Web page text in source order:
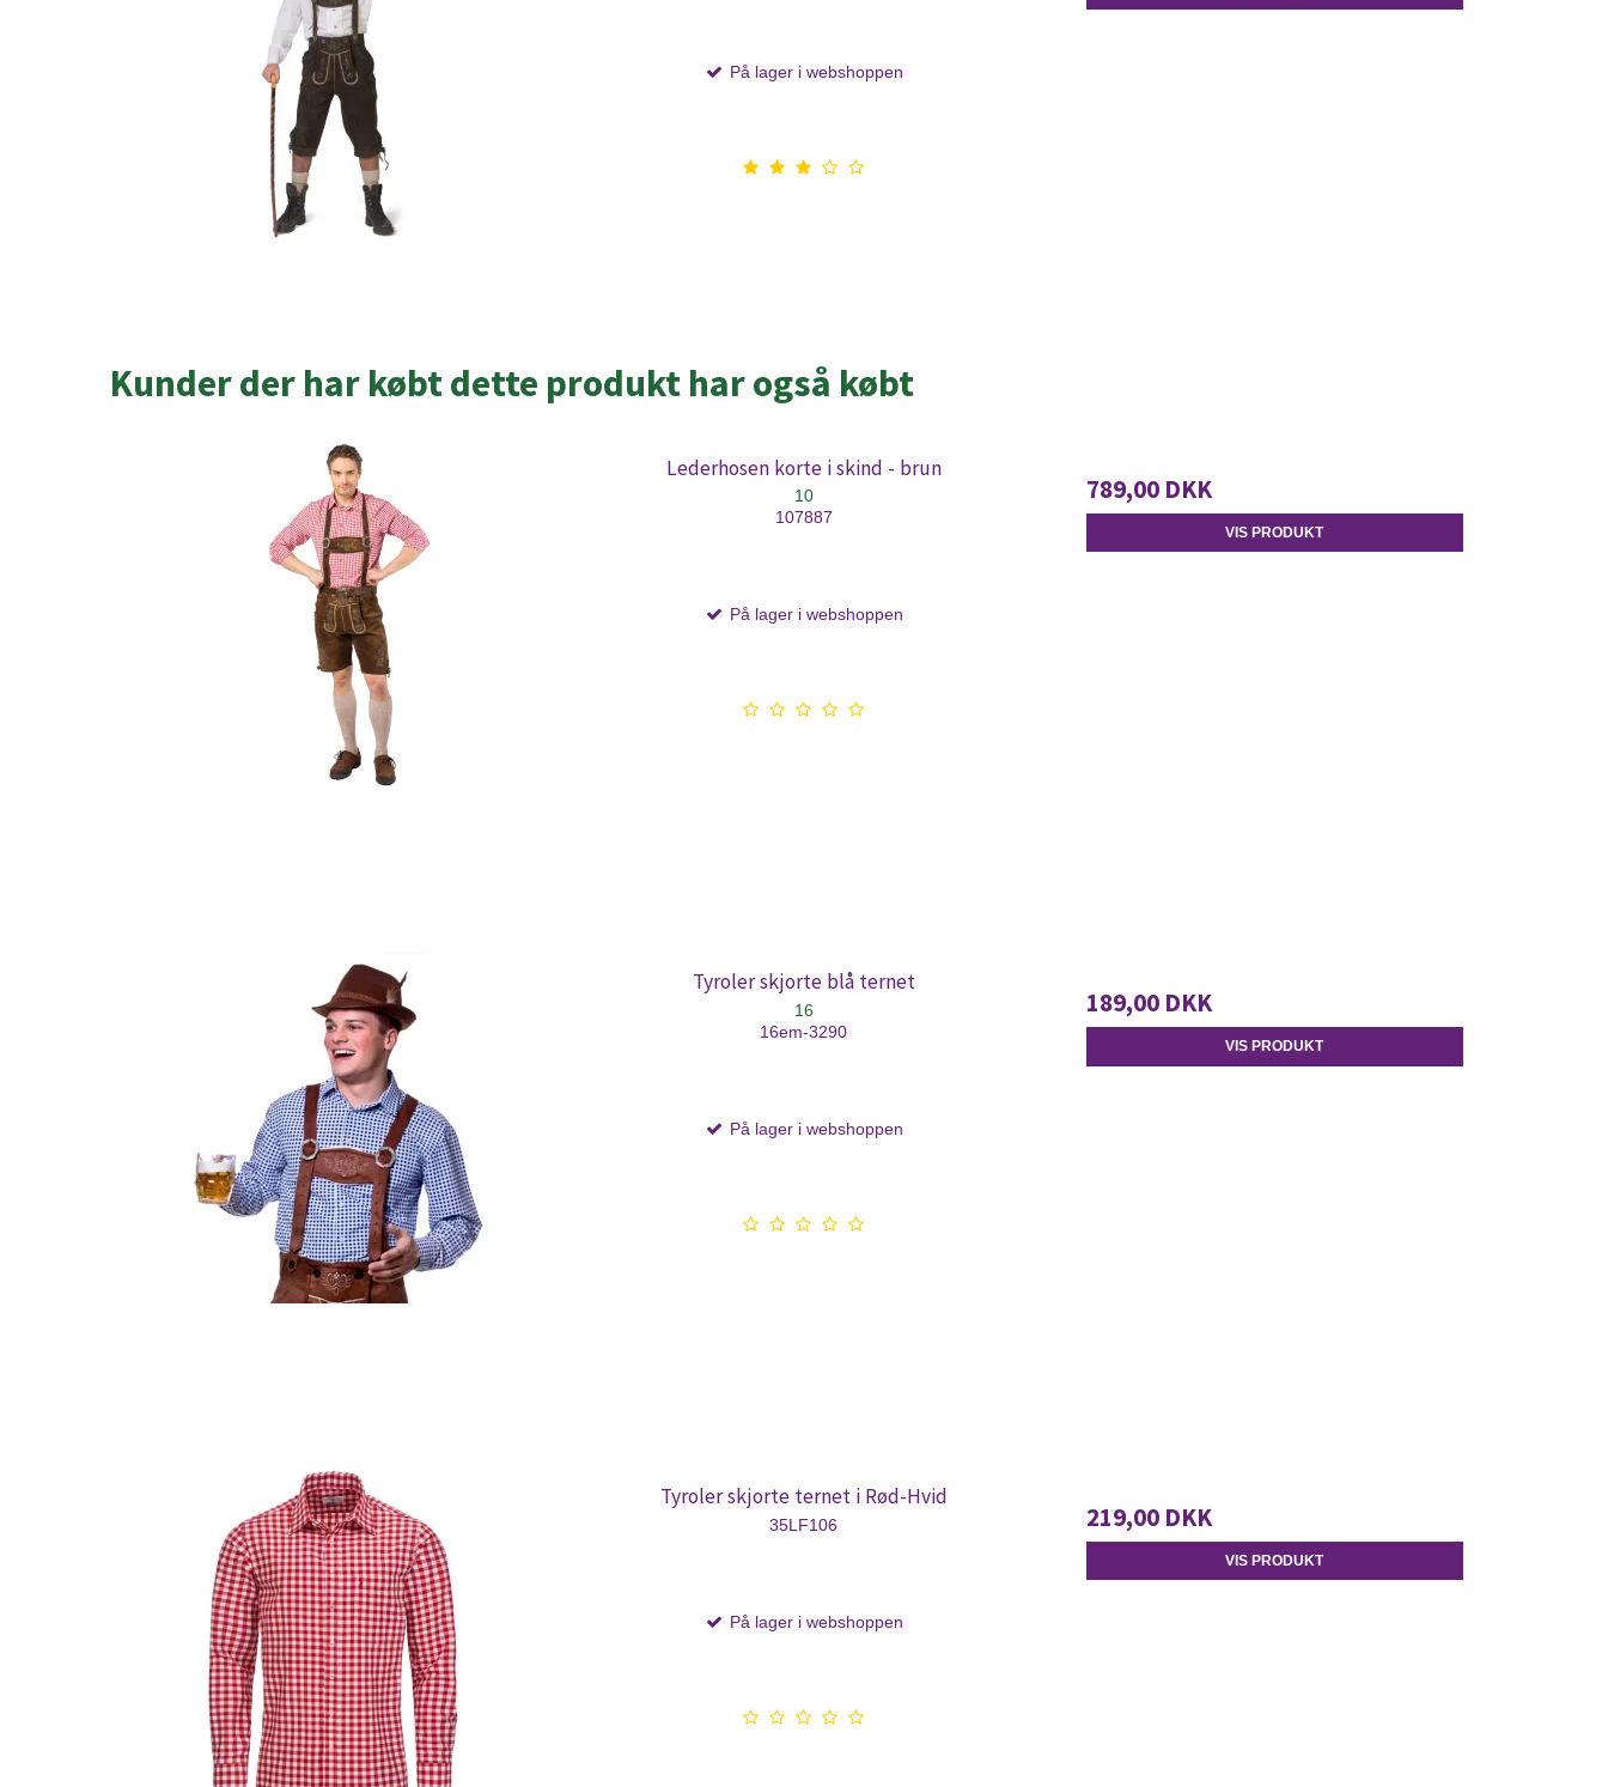
På lager i webshoppen
Kunder der har købt dette produkt har også købt
Lederhosen korte i skind - brun
10
107887
På lager i webshoppen
789,00 DKK
VIS PRODUKT
Tyroler skjorte blå ternet
16
16em-3290
På lager i webshoppen
189,00 DKK
VIS PRODUKT
Tyroler skjorte ternet i Rød-Hvid
35LF106
På lager i webshoppen
219,00 DKK
VIS PRODUKT